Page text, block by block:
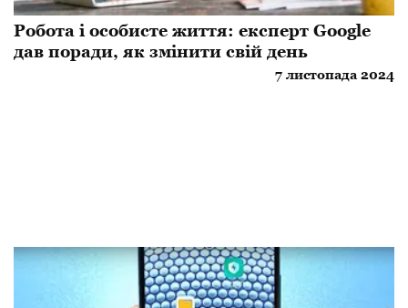
Робота і особисте життя: експерт Google
дав поради, як змінити свій день
7 листопада 2024